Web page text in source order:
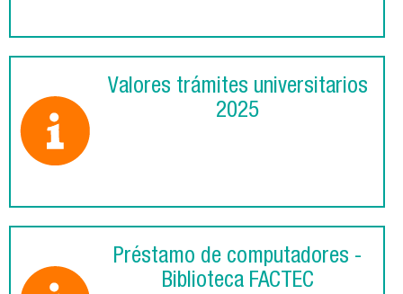
Valores trámites universitarios
2025
Préstamo de computadores -
Biblioteca FACTEC